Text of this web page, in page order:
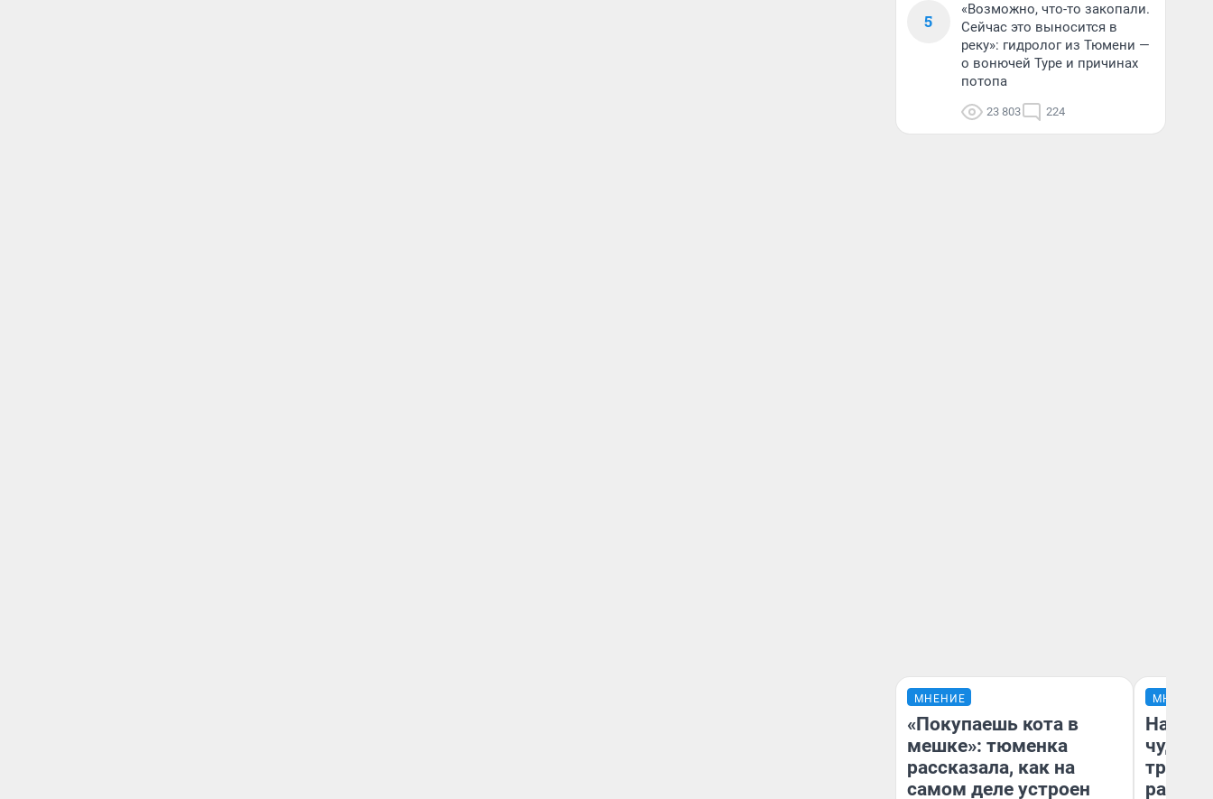
5
«Возможно, что-то закопали.
Сейчас это выносится в
реку»: гидролог из Тюмени —
о вонючей Туре и причинах
потопа
23 803 224
МНЕНИЕ
«Покупаешь кота в
мешке»: тюменка
рассказала, как на
самом деле устроен
МНЕНИЕ
чудом